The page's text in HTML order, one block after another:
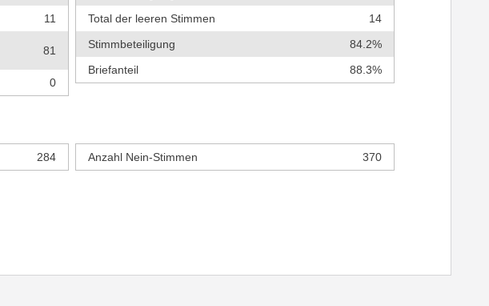
11
81
0
Total der leeren Stimmen
14
Stimmbeteiligung
84.2%
Briefanteil
88.3%
284 Anzahl Nein-Stimmen 370